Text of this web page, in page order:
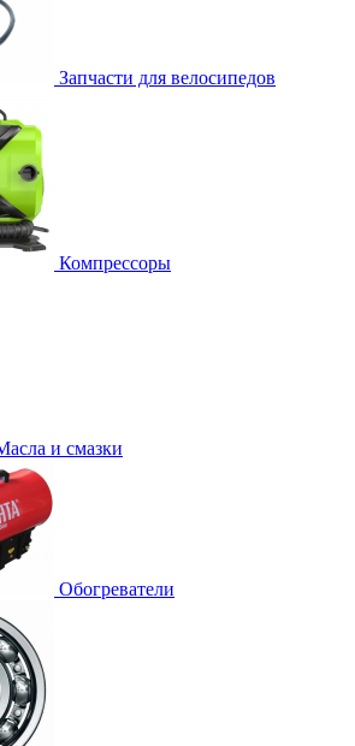
Запчасти для велосипедов
Компрессоры
и смазки
Обогреватели